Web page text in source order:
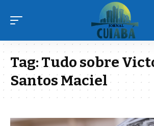
Tag:Tudo sobre
Santos Maciel